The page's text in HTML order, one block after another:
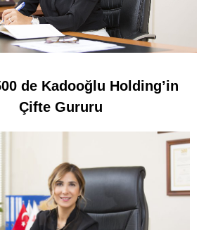
de Kadooğlu Holding’in
Çifte Gururu